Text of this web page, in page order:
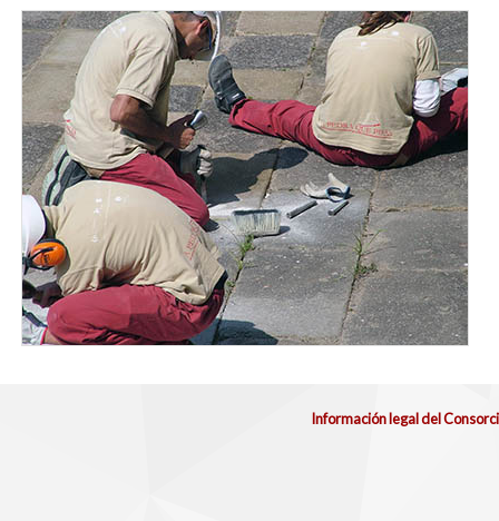
lousados14.jpg
Información legal del